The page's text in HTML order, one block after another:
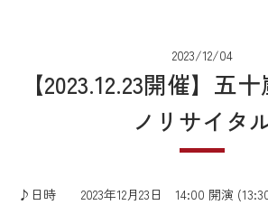
2023/12/04
【2023.12.23開催】
ノリサイタ
♪日時 2023年12月23日 14:00 開演